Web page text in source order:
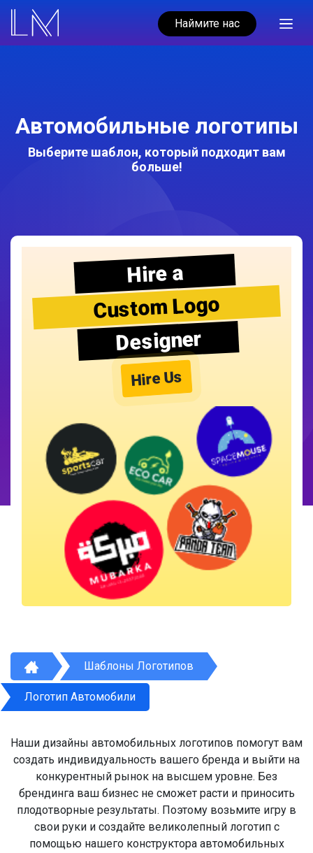
Наймите нас
Автомобильные логотипы
Выберите шаблон, который подходит вам
больше!
Hire a
Custom Logo
Designer
Hire Us
Шаблоны Логотипов
Логотип Автомобили
Наши дизайны автомобильных логотипов помогут вам
создать индивидуальность вашего бренда и выйти на
конкурентный рынок на высшем уровне. Без
брендинга ваш бизнес не сможет расти и приносить
плодотворные результаты. Поэтому возьмите игру в
свои руки и создайте великолепный логотип с
помощью нашего конструктора автомобильных